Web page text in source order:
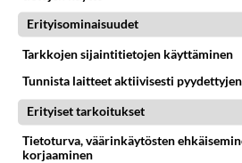
SUOMI24
Muistatko? Kädestä suuhun elävä Satu
Henry-miljonääriltä
VINKKI: Mies ja alaston ase -komediat
Smith ja Priscilla Presley mukana
Iloyllätys! Maajussi-Kalle ja Niina palaavat
rehellinen reaktio: "KÄÄKS!"
Erityisominaisuudet
Tarkkojen sijaintitietojen käyttäminen
Tunnista laitteet aktiivisesti
Erityiset tarkoitukset
Tietoturva, väärinkäytösten
korjaaminen